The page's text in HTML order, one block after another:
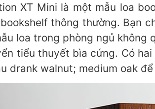
XT Mini là một mẫu loa
thông thường. Bạn
loa trong phòng ngủ không
tiểu thuyết bìa cứng. Có
drank walnut; medium oak